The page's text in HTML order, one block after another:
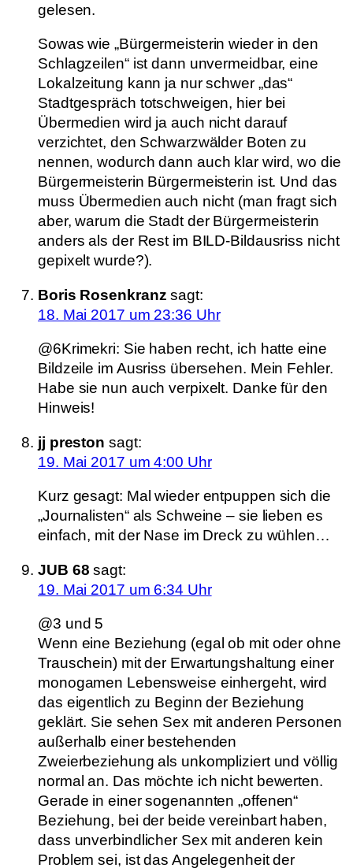
gelesen.
Sowas wie „Bürgermeisterin wieder in den
Schlagzeilen“ ist dann unvermeidbar, eine
Lokalzeitung kann ja nur schwer „das“
Stadtgespräch totschweigen, hier bei
Übermedien wird ja auch nicht darauf
verzichtet, den Schwarzwälder Boten zu
nennen, wodurch dann auch klar wird, wo die
Bürgermeisterin Bürgermeisterin ist. Und das
muss Übermedien auch nicht (man fragt sich
aber, warum die Stadt der Bürgermeisterin
anders als der Rest im BILD-Bildausriss nicht
gepixelt wurde?).
Boris Rosenkranz sagt:
18. Mai 2017 um 23:36 Uhr
@6Krimekri: Sie haben recht, ich hatte eine
Bildzeile im Ausriss übersehen. Mein Fehler.
Habe sie nun auch verpixelt. Danke für den
Hinweis!
jj preston sagt:
19. Mai 2017 um 4:00 Uhr
Kurz gesagt: Mal wieder entpuppen sich die
„Journalisten“ als Schweine – sie lieben es
einfach, mit der Nase im Dreck zu wühlen…
JUB 68 sagt:
19. Mai 2017 um 6:34 Uhr
@3 und 5
Wenn eine Beziehung (egal ob mit oder ohne
Trauschein) mit der Erwartungshaltung einer
monogamen Lebensweise einhergeht, wird
das eigentlich zu Beginn der Beziehung
geklärt. Sie sehen Sex mit anderen Personen
außerhalb einer bestehenden
Zweierbeziehung als unkompliziert und völlig
normal an. Das möchte ich nicht bewerten.
Gerade in einer sogenannten „offenen“
Beziehung, bei der beide vereinbart haben,
dass unverbindlicher Sex mit anderen kein
Problem sei, ist das Angelegenheit der